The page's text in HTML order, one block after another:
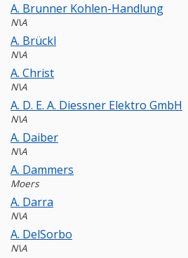
A. Brunner Kohlen-Handlung
N\A
A. Brückl
N\A
A. Christ
N\A
A. D. E. A. Diessner Elektro GmbH
N\A
A. Daiber
N\A
A. Dammers
Moers
A. Darra
N\A
A. DelSorbo
N\A